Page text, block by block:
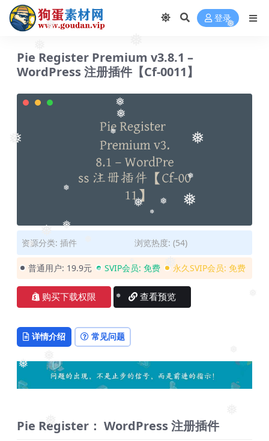
❅
❅ ❅
❅
❅
❅
❅
❅❅
❅
❅
❅
❅
❅
❅
❅ ❅
❅
登录
Pie Register Premium v​​3.8.1 –
WordPress 注册插件【Cf-0011】
资源分类: 插件 浏览热度: (54)
普通用户: 19.9元 SVIP会员: 免费 永久SVIP会员: 免费
购买下载权限 查看预览
详情介绍 常见问题
Pie Register： WordPress 注册插件